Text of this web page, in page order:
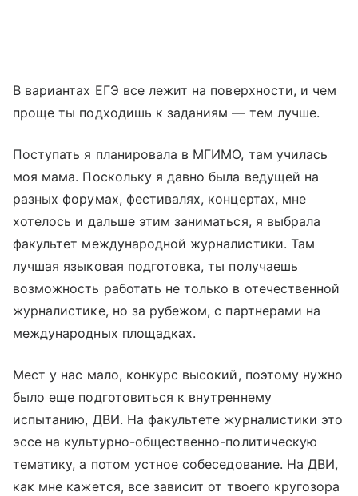
В вариантах ЕГЭ все лежит на поверхности, и чем
проще ты подходишь к заданиям — тем лучше.
Поступать я планировала в МГИМО, там училась
моя мама. Поскольку я давно была ведущей на
разных форумах, фестивалях, концертах, мне
хотелось и дальше этим заниматься, я выбрала
факультет международной журналистики. Там
лучшая языковая подготовка, ты получаешь
возможность работать не только в отечественной
журналистике, но за рубежом, с партнерами на
международных площадках.
Мест у нас мало, конкурс высокий, поэтому нужно
было еще подготовиться к внутреннему
испытанию, ДВИ. На факультете журналистики это
эссе на культурно-общественно-политическую
тематику, а потом устное собеседование. На ДВИ,
как мне кажется, все зависит от твоего кругозора